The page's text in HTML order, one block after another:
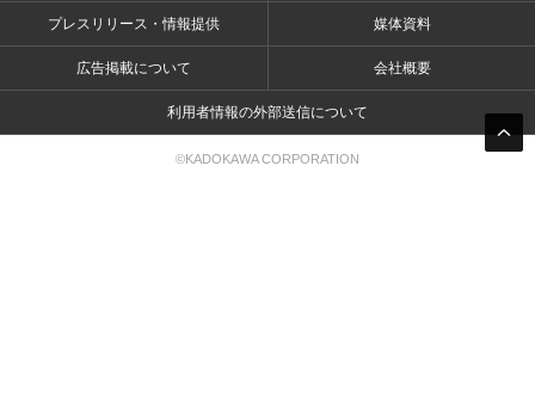
プレスリリース・情報提供 媒体資料
広告掲載について 会社概要
利用者情報の外部送信について
©KADOKAWA CORPORATION